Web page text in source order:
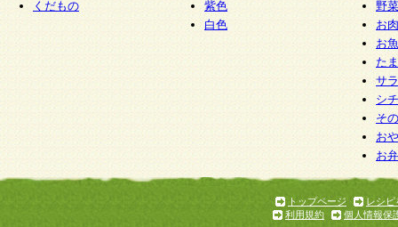
くだもの
紫色
白色
野
お
お
た
サ
シ
そ
お
お
トップページ
レシピ
利用規約
個人情報保